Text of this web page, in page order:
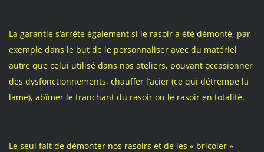
La garantie s’arrête également si le rasoir a été démonté, par
exemple dans le but de le personnaliser avec du matériel
autre que celui utilisé dans nos ateliers, pouvant occasionner
des dysfonctionnements, chauffer l’acier (ce qui détrempe la
lame), abîmer le tranchant du rasoir ou le rasoir en totalité.
Le seul fait de démonter nos rasoirs et de les « bricoler »